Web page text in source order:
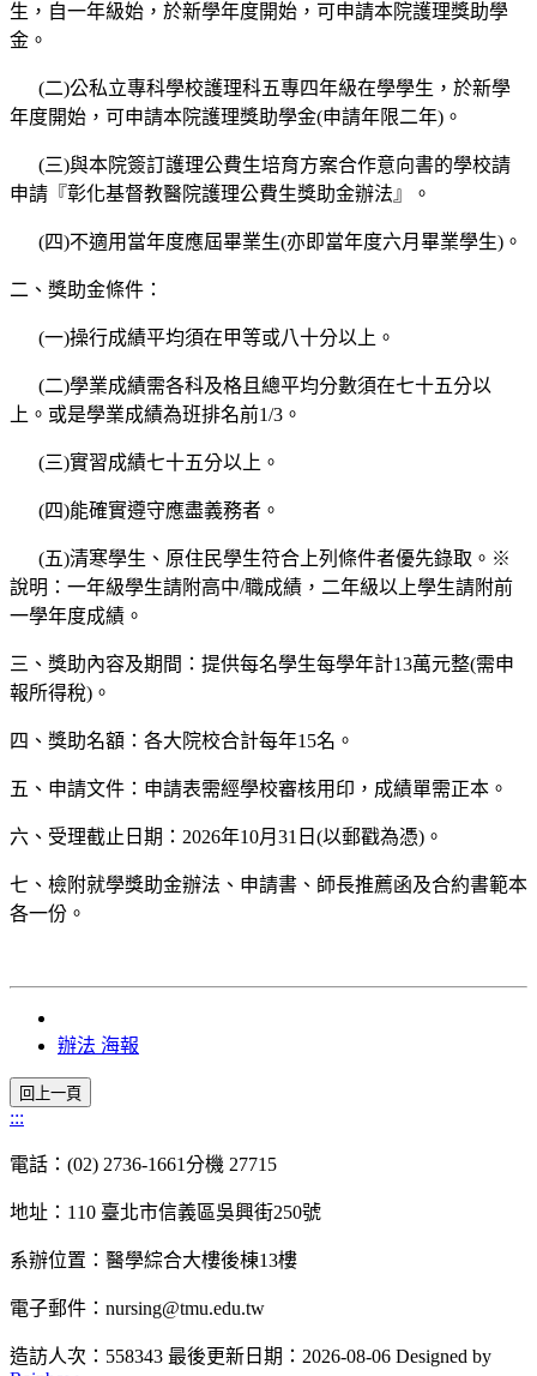
生，自一年級始，於新學年度開始，可申請本院護理獎助學
金。
(二)公私立專科學校護理科五專四年級在學學生，於新學
年度開始，可申請本院護理獎助學金(申請年限二年)。
(三)與本院簽訂護理公費生培育方案合作意向書的學校請
申請『彰化基督教醫院護理公費生獎助金辦法』。
(四)不適用當年度應屆畢業生(亦即當年度六月畢業學生)。
二、獎助金條件：
(一)操行成績平均須在甲等或八十分以上。
(二)學業成績需各科及格且總平均分數須在七十五分以
上。或是學業成績為班排名前1/3。
(三)實習成績七十五分以上。
(四)能確實遵守應盡義務者。
(五)清寒學生、原住民學生符合上列條件者優先錄取。※
說明：一年級學生請附高中/職成績，二年級以上學生請附前
一學年度成績。
三、獎助內容及期間：提供每名學生每學年計13萬元整(需申
報所得稅)。
四、獎助名額：各大院校合計每年15名。
五、申請文件：申請表需經學校審核用印，成績單需正本。
六、受理截止日期：2026年10月31日(以郵戳為憑)。
七、檢附就學獎助金辦法、申請書、師長推薦函及合約書範本
各一份。
辦法 海報
:::
電話：(02) 2736-1661分機 27715
地址：110 臺北市信義區吳興街250號
系辦位置：醫學綜合大樓後棟13樓
電子郵件：nursing@tmu.edu.tw
造訪人次：558343 最後更新日期：2026-08-06 Designed by